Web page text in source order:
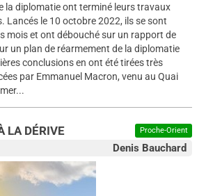
la diplomatie ont terminé leurs travaux
Lancés le 10 octobre 2022, ils se sont
mois et ont débouché sur un rapport de
un plan de réarmement de la diplomatie
conclusions en ont été tirées très
par Emmanuel Macron, venu au Quai
Proche-Orient
LA DÉRIVE
Denis Bauchard